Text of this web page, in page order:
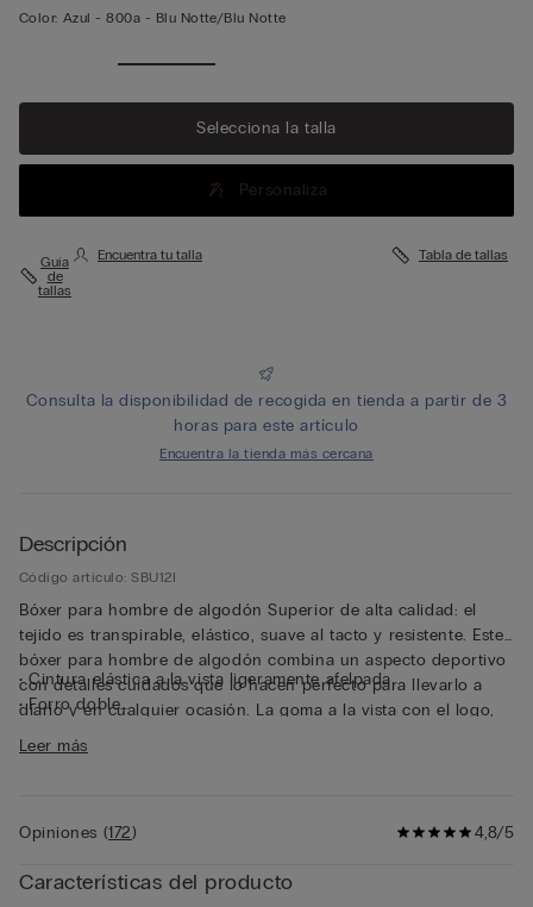
Color: Azul -800a - Blu Notte/blu Notte
Selecciona la talla
Personaliza
Guía
de
tallas
Encuentra tu talla Tabla de tallas
Consulta la disponibilidad de recogida en tienda a partir de 3
horas para este artículo
Encuentra la tienda más cercana
Descripción
Código artículo: SBU12I
Bóxer para hombre de algodón Superior de alta calidad: el
tejido es transpirable, elástico, suave al tacto y resistente. Este
bóxer para hombre de algodón combina un aspecto deportivo
con detalles cuidados que lo hacen perfecto para llevarlo a
diario y en cualquier ocasión. La goma a la vista con el logo,
ligeramente afelpada en su interior, ciñe perfectamente la
cinturilla sin apretar, lo que garantiza una forma estable y
slip sin el exceso de tela del bóxer largo. La elasticidad óptima
sea especialmente resistente.
• Cintura elástica a la vista ligeramente afelpada
• Forro doble
• Se ajusta suavemente al cuerpo
Leer más
4,8/5
Opiniones (172)
Características del producto